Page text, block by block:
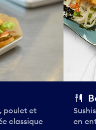
poulet et
classique
en